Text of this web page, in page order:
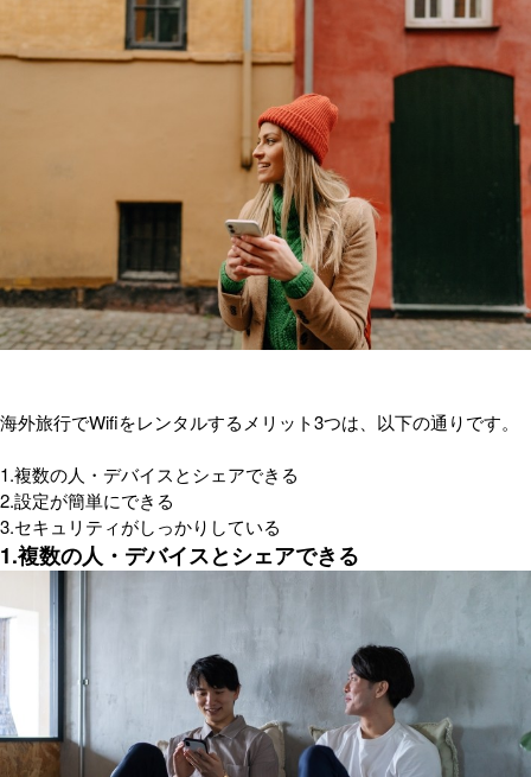
海外旅行でWifiをレンタルするメリット3つは、以下の通りです。
1.複数の人・デバイスとシェアできる
2.設定が簡単にできる
3.セキュリティがしっかりしている
1.複数の人・デバイスとシェアできる